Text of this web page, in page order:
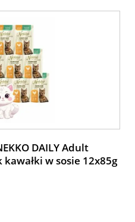
DAILY Adult
w sosie 12x85g